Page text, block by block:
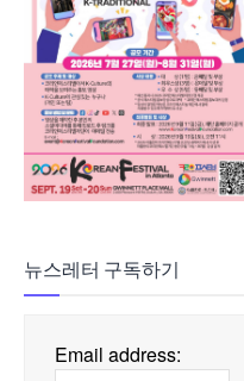
뉴스레터 구독하기
Email address: